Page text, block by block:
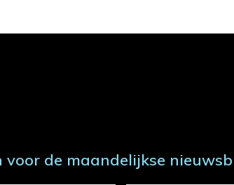
voor de maandelijkse